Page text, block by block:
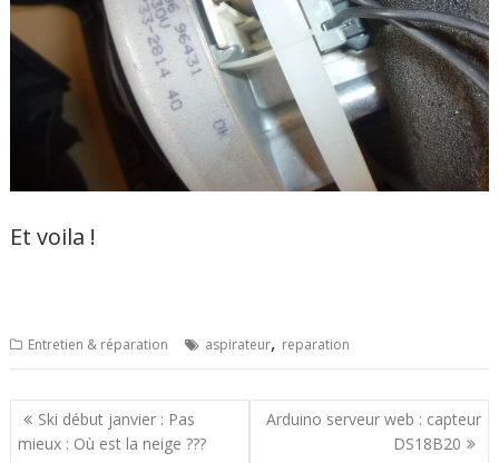
Et voila !
Entretien & réparation aspirateur, reparation
Navigation
de
Ski début janvier : Pas
mieux : Où est la neige ???
Arduino serveur web : capteur
DS18B20